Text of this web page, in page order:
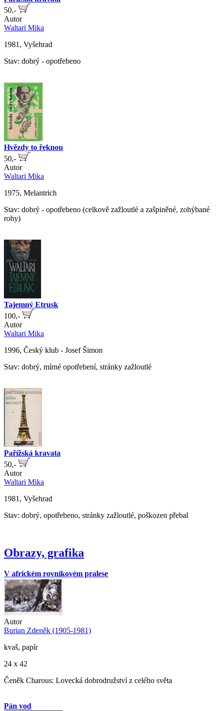
50,-
Autor
Waltari Mika
1981, Vyšehrad
Stav: dobrý - opotřebeno
Hvězdy to řeknou
50,-
Autor
Waltari Mika
1975, Melantrich
Stav: dobrý - opotřebeno (celkově zažloutlé a zašpiněné, zohýbané
rohy)
Tajemný Etrusk
100,-
Autor
Waltari Mika
1996, Český klub - Josef Šimon
Stav: dobrý, mírné opotřebení, stránky zažloutlé
Pařížská kravata
50,-
Autor
Waltari Mika
1981, Vyšehrad
Stav: dobrý, opotřebeno, stránky zažloutlé, poškozen přebal
Obrazy, grafika
V africkém rovníkovém pralese
Autor
Burian Zdeněk (1905-1981)
kvaš, papír
24 x 42
Čeněk Charous: Lovecká dobrodružství z celého světa
Pán vod